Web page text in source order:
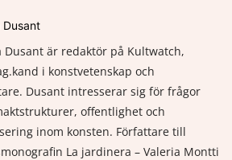
Dusant
Dusant är redaktör på Kultwatch,
i konstvetenskap och
Dusant intresserar sig för frågor
offentlighet och
inom konsten. Författare till
La jardinera – Valeria Montti